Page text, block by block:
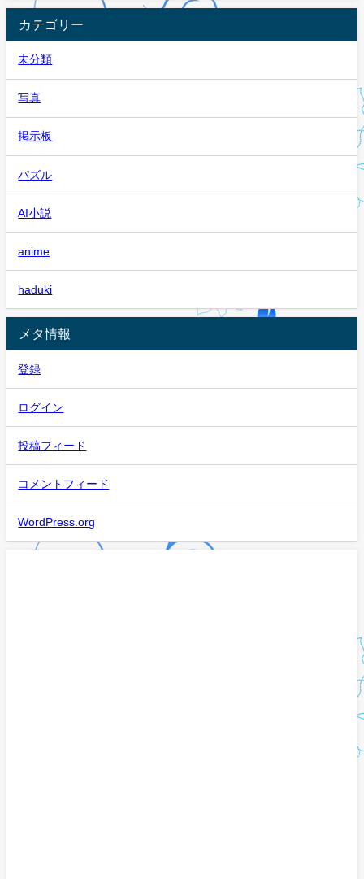
カテゴリー
未分類
写真
掲示板
パズル
AI小説
anime
haduki
メタ情報
登録
ログイン
投稿フィード
コメントフィード
WordPress.org